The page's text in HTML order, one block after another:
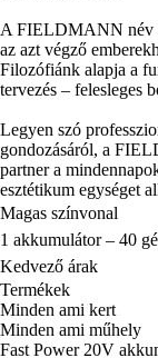
A FIELDMANN név
az azt végző
Filozófiánk alapja a
tervezés – felesleges
Legyen szó
gondozásáról, a
partner a
esztétikum egységet
Magas színvonal
1 akkumulátor – 40
Kedvező árak
Termékek
Minden ami kert
Minden ami műhely
Fast Power 20V